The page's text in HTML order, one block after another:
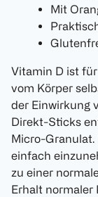
Mit
Vitamin D ist
vom Körper
der Einwirkung
Direkt-Sticks
Micro-
einfach
zu einer
Erhalt normaler